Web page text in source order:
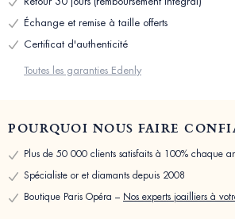
Échange et remise à taille offerts
Certificat d'authenticité
Toutes les garanties Edenly
POURQUOI NOUS FAIRE
Plus de 50 000 clients satisfaits à 100% chaque
Spécialiste or et diamants depuis 2008
Boutique Paris Opéra – Nos experts joailliers à